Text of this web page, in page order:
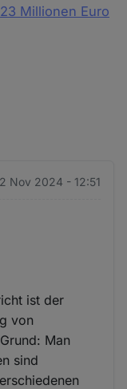
23 Millionen Euro
Nov 2024 - 12:51
ist der
von
Man
sind